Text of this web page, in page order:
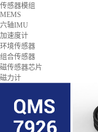
传感器模组
MEMS
六轴IMU
加速度计
环境传感器
组合传感器
磁传感器芯片
磁力计